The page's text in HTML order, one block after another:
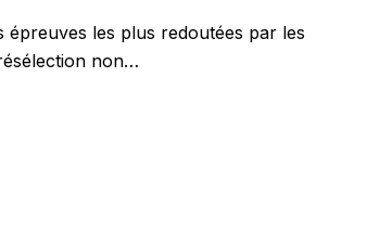
les plus redoutées par les
non…